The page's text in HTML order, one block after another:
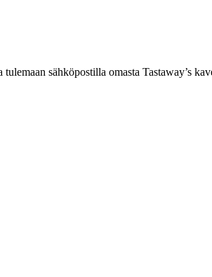
sähköpostilla omasta Tastaway’s